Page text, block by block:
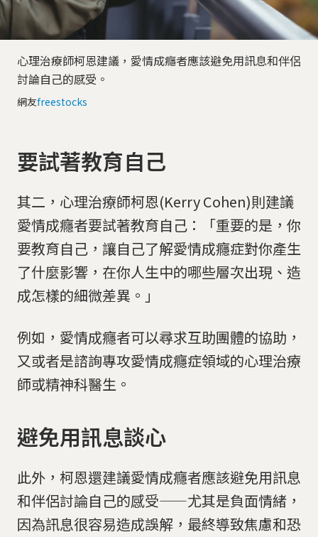
心理治療師柯恩建議，愛情成癮者應該避免用訊息和伴侶
討論自己的感受。
網友freestocks
要試著教育自己
其二，心理治療師柯恩(Kerry Cohen)則建議
愛情成癮者要試著教育自己：「重要的是，你
要教育自己，讓自己了解愛情成癮症對你產生
了什麼影響，在你人生中的哪些層次出現、造
成怎樣的細微差異。」
例如，愛情成癮者可以尋求互助團體的協助，
又或者是諮詢專攻愛情成癮症領域的心理治療
師或精神科醫生。
避免用訊息談心
此外，柯恩還建議愛情成癮者應該避免用訊息
和伴侶討論自己的感受——尤其是負面情緒，
因為訊息很容易造成誤解，最終導致焦慮和恐